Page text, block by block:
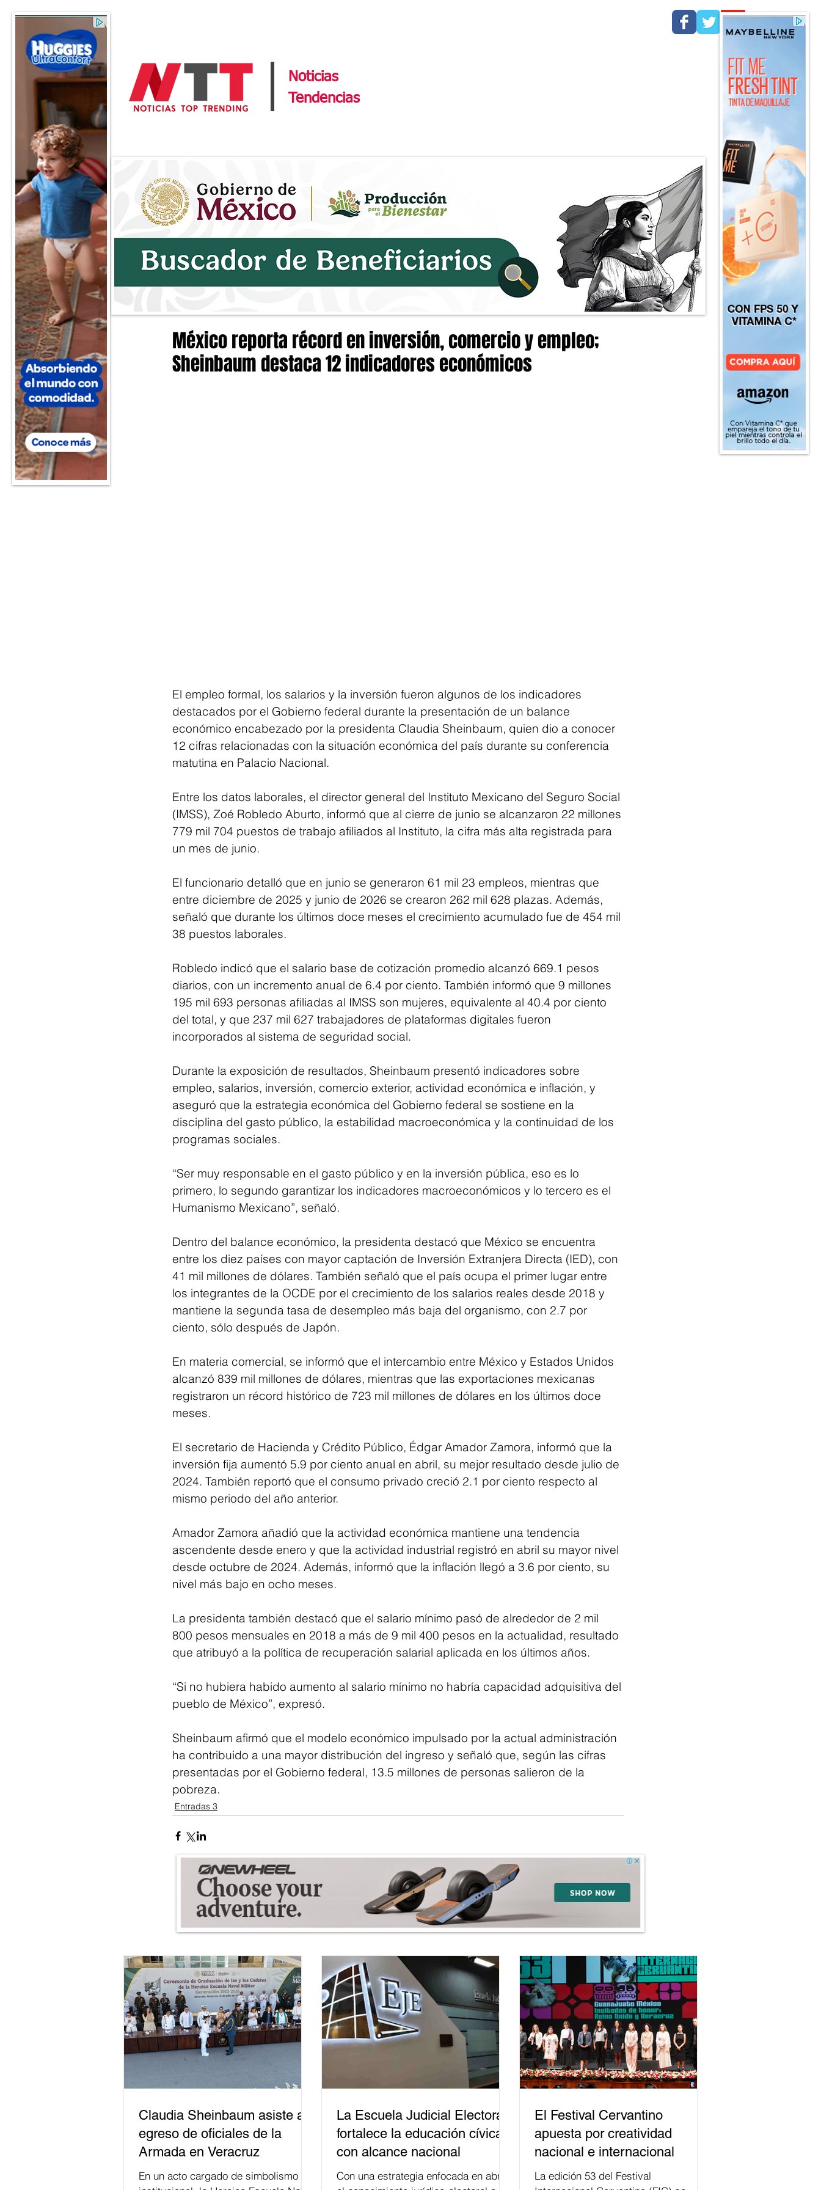
Noticias
Tendencias
México reporta récord en inversión, comercio y empleo;
Sheinbaum destaca 12 indicadores económicos
El empleo formal, los salarios y la inversión fueron algunos de los indicadores
destacados por el Gobierno federal durante la presentación de un balance
económico encabezado por la presidenta Claudia Sheinbaum, quien dio a conocer
12 cifras relacionadas con la situación económica del país durante su conferencia
matutina en Palacio Nacional.
Entre los datos laborales, el director general del Instituto Mexicano del Seguro Social
(IMSS), Zoé Robledo Aburto, informó que al cierre de junio se alcanzaron 22 millones
779 mil 704 puestos de trabajo afiliados al Instituto, la cifra más alta registrada para
un mes de junio.
El funcionario detalló que en junio se generaron 61 mil 23 empleos, mientras que
entre diciembre de 2025 y junio de 2026 se crearon 262 mil 628 plazas. Además,
señaló que durante los últimos doce meses el crecimiento acumulado fue de 454 mil
38 puestos laborales.
Robledo indicó que el salario base de cotización promedio alcanzó 669.1 pesos
diarios, con un incremento anual de 6.4 por ciento. También informó que 9 millones
195 mil 693 personas afiliadas al IMSS son mujeres, equivalente al 40.4 por ciento
del total, y que 237 mil 627 trabajadores de plataformas digitales fueron
incorporados al sistema de seguridad social.
Durante la exposición de resultados, Sheinbaum presentó indicadores sobre
empleo, salarios, inversión, comercio exterior, actividad económica e inflación, y
aseguró que la estrategia económica del Gobierno federal se sostiene en la
disciplina del gasto público, la estabilidad macroeconómica y la continuidad de los
programas sociales.
“Ser muy responsable en el gasto público y en la inversión pública, eso es lo
primero, lo segundo garantizar los indicadores macroeconómicos y lo tercero es el
Humanismo Mexicano”, señaló.
Dentro del balance económico, la presidenta destacó que México se encuentra
entre los diez países con mayor captación de Inversión Extranjera Directa (IED), con
41 mil millones de dólares. También señaló que el país ocupa el primer lugar entre
los integrantes de la OCDE por el crecimiento de los salarios reales desde 2018 y
mantiene la segunda tasa de desempleo más baja del organismo, con 2.7 por
ciento, sólo después de Japón.
En materia comercial, se informó que el intercambio entre México y Estados Unidos
alcanzó 839 mil millones de dólares, mientras que las exportaciones mexicanas
registraron un récord histórico de 723 mil millones de dólares en los últimos doce
meses.
El secretario de Hacienda y Crédito Público, Édgar Amador Zamora, informó que la
inversión fija aumentó 5.9 por ciento anual en abril, su mejor resultado desde julio de
2024. También reportó que el consumo privado creció 2.1 por ciento respecto al
mismo periodo del año anterior.
Amador Zamora añadió que la actividad económica mantiene una tendencia
ascendente desde enero y que la actividad industrial registró en abril su mayor nivel
desde octubre de 2024. Además, informó que la inflación llegó a 3.6 por ciento, su
nivel más bajo en ocho meses.
La presidenta también destacó que el salario mínimo pasó de alrededor de 2 mil
800 pesos mensuales en 2018 a más de 9 mil 400 pesos en la actualidad, resultado
que atribuyó a la política de recuperación salarial aplicada en los últimos años.
“Si no hubiera habido aumento al salario mínimo no habría capacidad adquisitiva del
pueblo de México”, expresó.
Sheinbaum afirmó que el modelo económico impulsado por la actual administración
ha contribuido a una mayor distribución del ingreso y señaló que, según las cifras
presentadas por el Gobierno federal, 13.5 millones de personas salieron de la
pobreza.
Entradas 3
Claudia Sheinbaum asiste a
egreso de oficiales de la
Armada en Veracruz
En un acto cargado de simbolismo
La Escuela Judicial Electoral
fortalece la educación cívica
con alcance nacional
Con una estrategia enfocada en abrir
El Festival Cervantino
apuesta por creatividad
nacional e internacional
La edición 53 del Festival